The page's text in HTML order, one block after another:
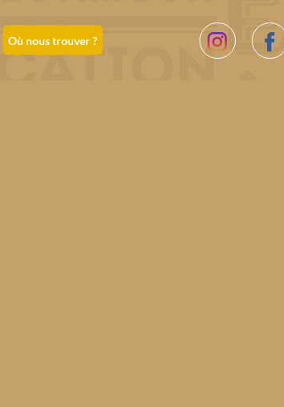
Où nous trouver ?